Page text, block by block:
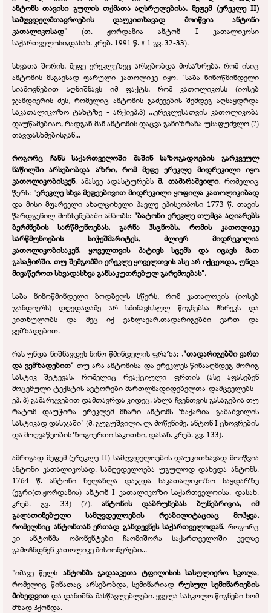
ანტონს თავისი გულის თქმათა აღსრულებისა. მეფემ (ერეკლე II)
სამღვდელმთავროების დაუკითხავად მოიწვია ანტონი
კათალიკოსად" (თ. ჟორდანია ანტონ I კათალიკოსი
საქართველოსი,დასახ. კრებ. 1991 წ. # 1 გვ. 32-33).
სხვათა შორის, მეფე ერეკლეზეც არსებობდა მოსაზრება, რომ ისიც
ანტონის მსგავსად ფარული კათოლიკე იყო. "საბა ნინოწმინდელი
სიამოვნებით აღნიშნავს იმ ფაქტს, რომ კათოლიკოსს (იოსებ
ჯანდიერის ძეს, რომელიც ანტონის გაძევების შემდეგ აღსაყდრდა
საკათალიკოზო ტახტზე -არქიეპ.პ) ...ერეკლესათვის კათოლიკობა
დაუწამებიაო, რადგან მან ანტონის დაცვა განიზრახა უსაფუძვლო (?)
თავდასხმებისგან...
როგორც ჩანს საქართველოში მაშინ საზოგადოების გარკვეულ
ნაწილში არსებობდა აზრი, რომ მეფე ერეკლე მიდრეკილი იყო
კათოლიკობისკენ. ამასვე ადასტურებსმ. თამარაშვილი, რომელიც
წერს: "ერეკლე სხვა მეფეებივით მიდრეკილი ყოფილა კათოლიკიბად
და მისი მფარველი ახალციხელი პავლე ეპისკოპოსი 1773 წ. თავის
წარდგენილ მოხსენებაში ამბობს: "ბატონი ერეკლე თუმცა აღიარებს
ბერძნების სარწმუნოებას, გარნა ჰსცნობს, რომის კათოლიკე
სარწმუნოების სიჭეშმარიტეს, ძლიერ მიდრეკილია
კათოლიკობისაკენ, ყოველთვის პატივს სცემს და იცავს მათ
გასაჭირში. თუ შემგომში ერეკლე ყოველთვის ასე არ იქცეოდა, უნდა
მივაწეროთ სხვადასხვა განსაკუთრებულ გარემოებას".
საბა ნინოწმინდელი ბოდბელს სწერს, რომ კათალოკის (იოსებ
ჯანდიერს) დღედაღამე არ სძინავს,სულ წიგნებსა ჩხრეკს და
კითხულობს და მეც იქ ვახლავარ.თადარიგებში ვართ და
ვემზადებით.
რას უნდა ნიშნავდეს ნინო წმინდელის ფრაზა: ,"თადარიგებში ვართ
და ვემზადებით" თუ არა ანტონისა და ერეკლეს წინააღმდეგ მორიგ
სასტიკ შეტევას, რომელიც რეაქციული ფრთის (ასე აფასებენ
მოცემული ტექსტის ავტორები მართლმადიდებელთა დამცველებს -
ეპ. პ) გამარჯვებით დამთავრდა კიდეც. ახლა ჩვენთვის გასაგებია თუ
რატომ დაუჭირა ერეკლემ მხარი ანტონს ზაქარია გაბაშვილის
სასტიკად დასჯაში" (მ. გუგუშვილი, ლ. ძოწენიძე. ანტონ I ცხოვრების
და მოღვაწეობის ზოგიერთი საკითხი, დასახ. კრებ. გვ. 133).
ამრიგად მეფემ (ერეკლე II) სამღვდელოების დაუკითხავად მოიწვია
ანტონი კათალიკოსად. სამღვდელოება უგულოდ დახვდა ანტონს.
1764 წ. ანტონი ხელახლა დაჯდა საკათალიკოზო საყდარზე
(ეგრი(თ.ჟორდანია) ანტონ I კათალიკოზი საქართველოისა. დასახ.
კრებ. გვ. 33) (7). ანტონის დაბრუნებას ბუნებრივია, იმ
გალათინებული სამღვდელოების რეაბილიტაციაც მოჰყვა,
რომელნიც ანტონთან ერთად განდევნეს საქართველოდან. როგორც
კი ანტონმა ოპონენტები ჩაომიშორა საქართველოში კვლავ
გამოჩნდნენ კათოლიკე მისიონერები...
"იმავე წელს ანტონმა გადააკეთა ტფილისის სასულიერო სკოლა,
რომელიც წინათაც არსებობდა, სემინარიად რუსულ სემინარიების
მიხედვით და დანიშნა მასწავლებლები. ყველა სასკოლო წიგნები ხომ
მზად ჰქონდა.